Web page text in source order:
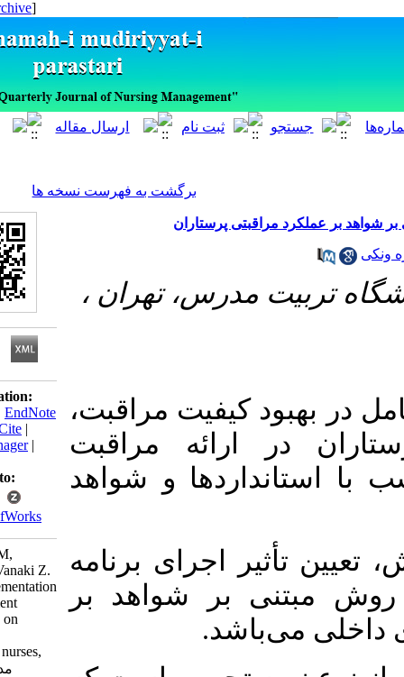
[ English ]
برگشت به فهرست نسخه ها
مراقبتی پرستاران
مدرس، تهران ،
کیفیت مراقبت،
ارائه مراقبت
و شواهد
اجرای برنامه
بر شواهد بر
می‌باشد.
Download citation:
BibTeX| RIS|EndNote
|Medlars ProCite|
Reference Manager|
Send citation to:
Mendeley
Zotero
Salmani Mud M,
Memarian R, Vanaki Z.
Effect of implementation
staff development
program based on
supervisors on nurses,
practice. مدیریت